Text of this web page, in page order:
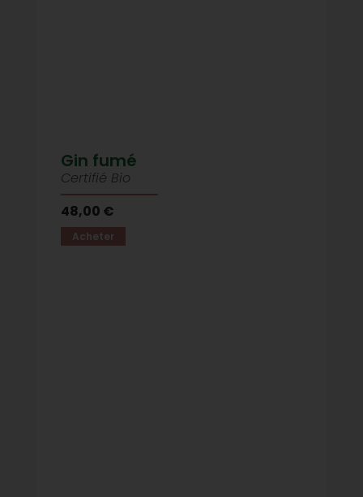
Gin fumé
Certifié Bio
48,00 €
Acheter